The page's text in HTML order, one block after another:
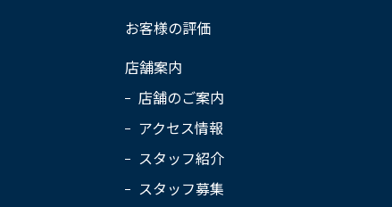
お客様の評価
店舗案内
店舗のご案内
アクセス情報
スタッフ紹介
スタッフ募集